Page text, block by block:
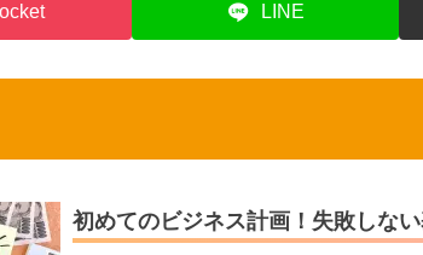
LINE
初めてのビジネス計画！失敗しな